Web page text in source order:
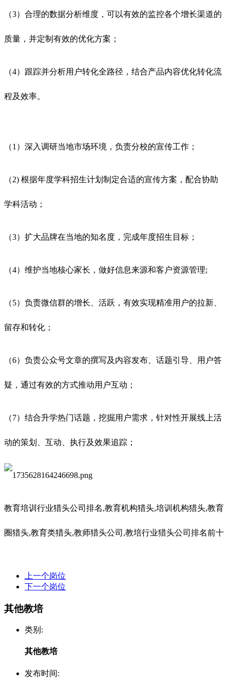
（3）合理的数据分析维度，可以有效的监控各个增长渠道的
质量，并定制有效的优化方案；
（4）跟踪并分析用户转化全路径，结合产品内容优化转化流
程及效率。
（1）深入调研当地市场环境，负责分校的宣传工作；
（2) 根据年度学科招生计划制定合适的宣传方案，配合协助
学科活动；
（3）扩大品牌在当地的知名度，完成年度招生目标；
（4）维护当地核心家长，做好信息来源和客户资源管理;
（5）负责微信群的增长、活跃，有效实现精准用户的拉新、
留存和转化；
（6）负责公众号文章的撰写及内容发布、话题引导、用户答
疑，通过有效的方式推动用户互动；
（7）结合升学热门话题，挖掘用户需求，针对性开展线上活
动的策划、互动、执行及效果追踪；
教育培训行业猎头公司排名,教育机构猎头,培训机构猎头,教育
圈猎头,教育类猎头,教师猎头公司,教培行业猎头公司排名前十
上一个岗位
下一个岗位
其他教培
类别:
其他教培
发布时间: